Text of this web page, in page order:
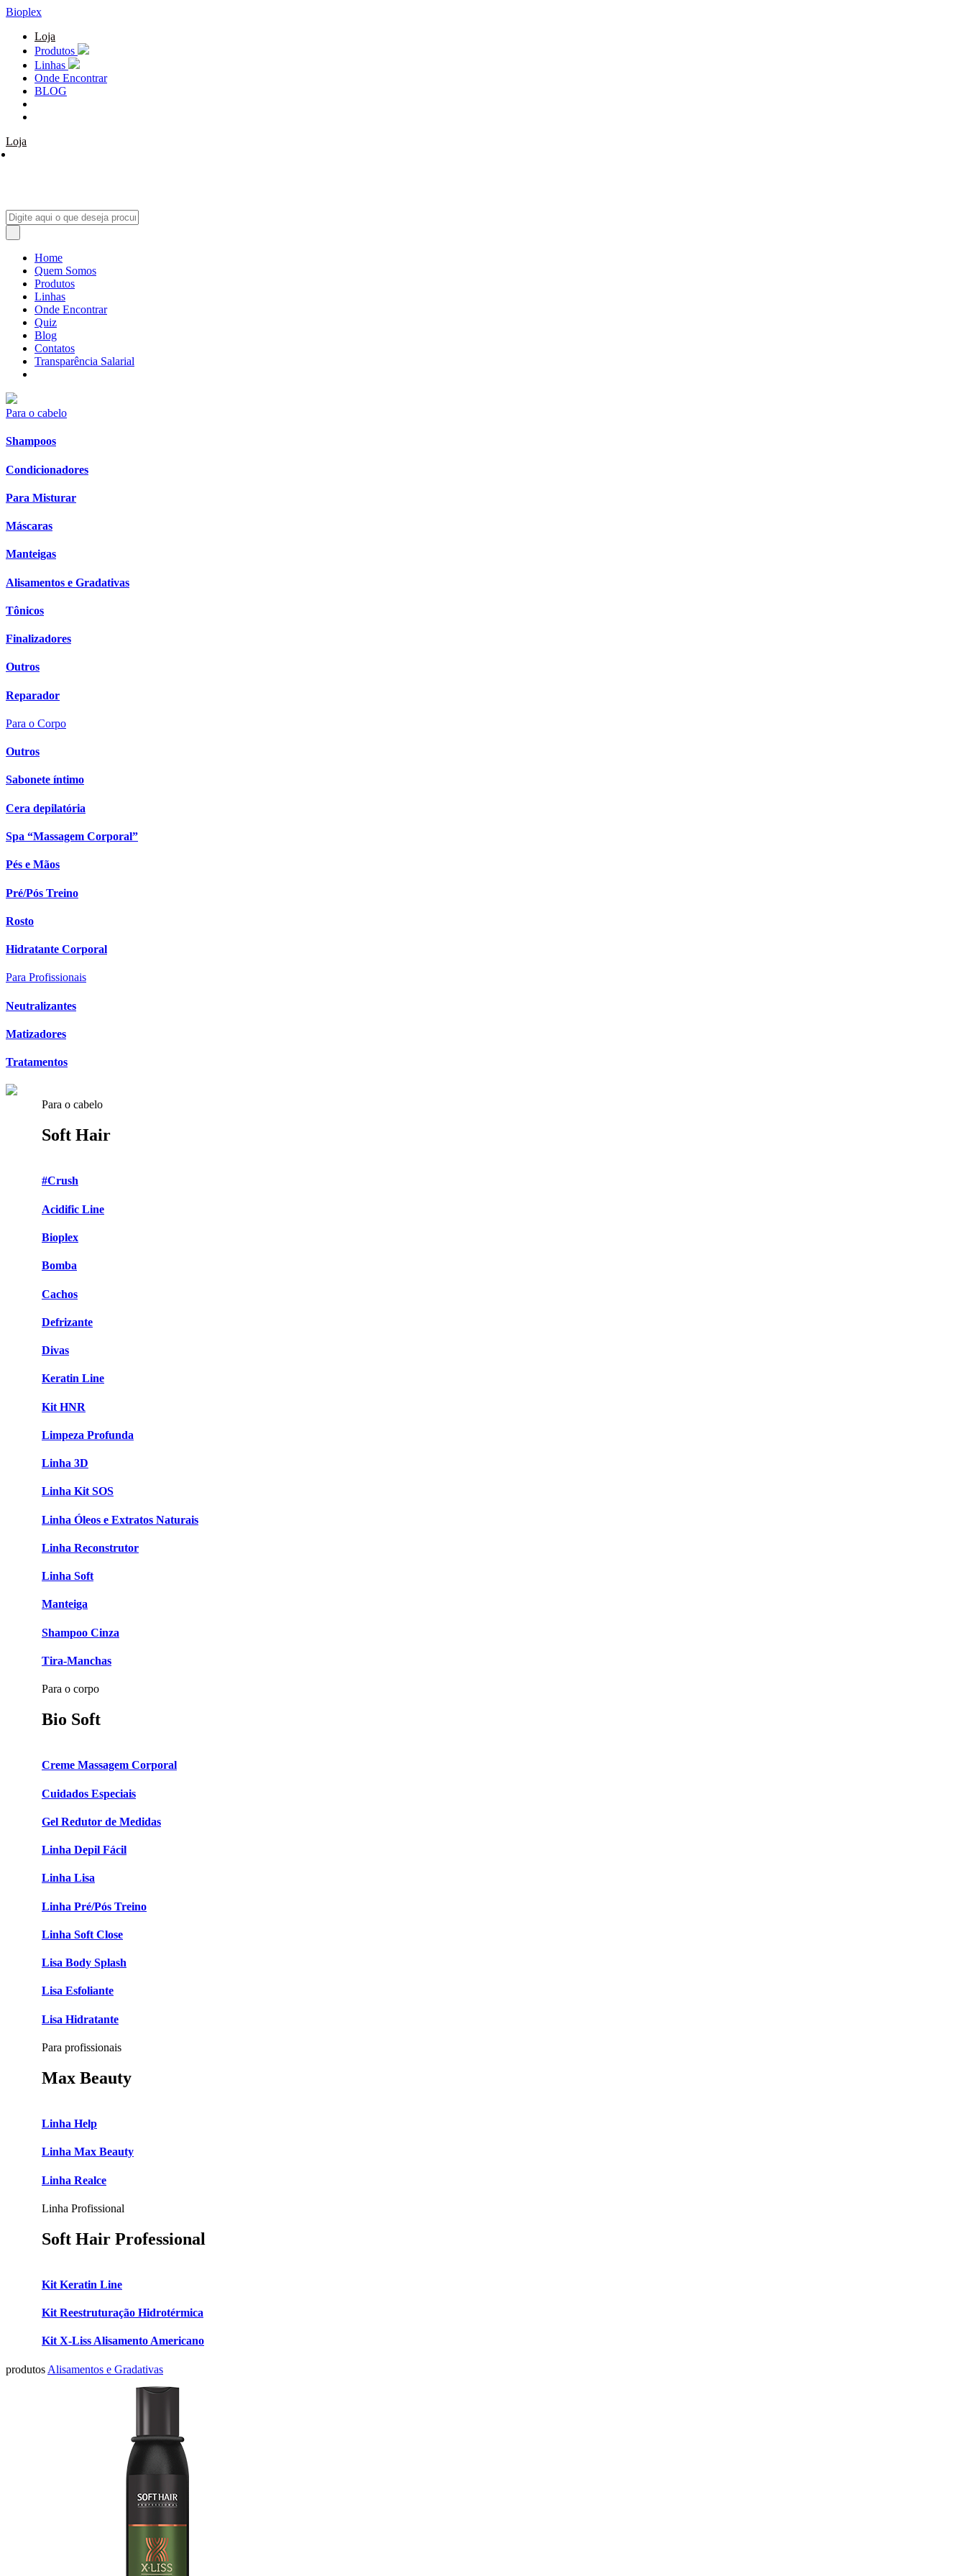
Bioplex
Loja
Produtos
Linhas
Onde Encontrar
BLOG
Loja
Home
Quem Somos
Produtos
Linhas
Onde Encontrar
Quiz
Blog
Contatos
Transparência Salarial
Para o cabelo
Shampoos
Condicionadores
Para Misturar
Máscaras
Manteigas
Alisamentos e Gradativas
Tônicos
Finalizadores
Outros
Reparador
Para o Corpo
Outros
Sabonete íntimo
Cera depilatória
Spa “Massagem Corporal”
Pés e Mãos
Pré/Pós Treino
Rosto
Hidratante Corporal
Para Profissionais
Neutralizantes
Matizadores
Tratamentos
Para o cabelo
Soft Hair
#Crush
Acidific Line
Bioplex
Bomba
Cachos
Defrizante
Divas
Keratin Line
Kit HNR
Limpeza Profunda
Linha 3D
Linha Kit SOS
Linha Óleos e Extratos Naturais
Linha Reconstrutor
Linha Soft
Manteiga
Shampoo Cinza
Tira-Manchas
Para o corpo
Bio Soft
Creme Massagem Corporal
Cuidados Especiais
Gel Redutor de Medidas
Linha Depil Fácil
Linha Lisa
Linha Pré/Pós Treino
Linha Soft Close
Lisa Body Splash
Lisa Esfoliante
Lisa Hidratante
Para profissionais
Max Beauty
Linha Help
Linha Max Beauty
Linha Realce
Linha Profissional
Soft Hair Professional
Kit Keratin Line
Kit Reestruturação Hidrotérmica
Kit X-Liss Alisamento Americano
produtos Alisamentos e Gradativas